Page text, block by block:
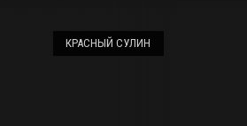
КРАСНЫЙ СУЛИН